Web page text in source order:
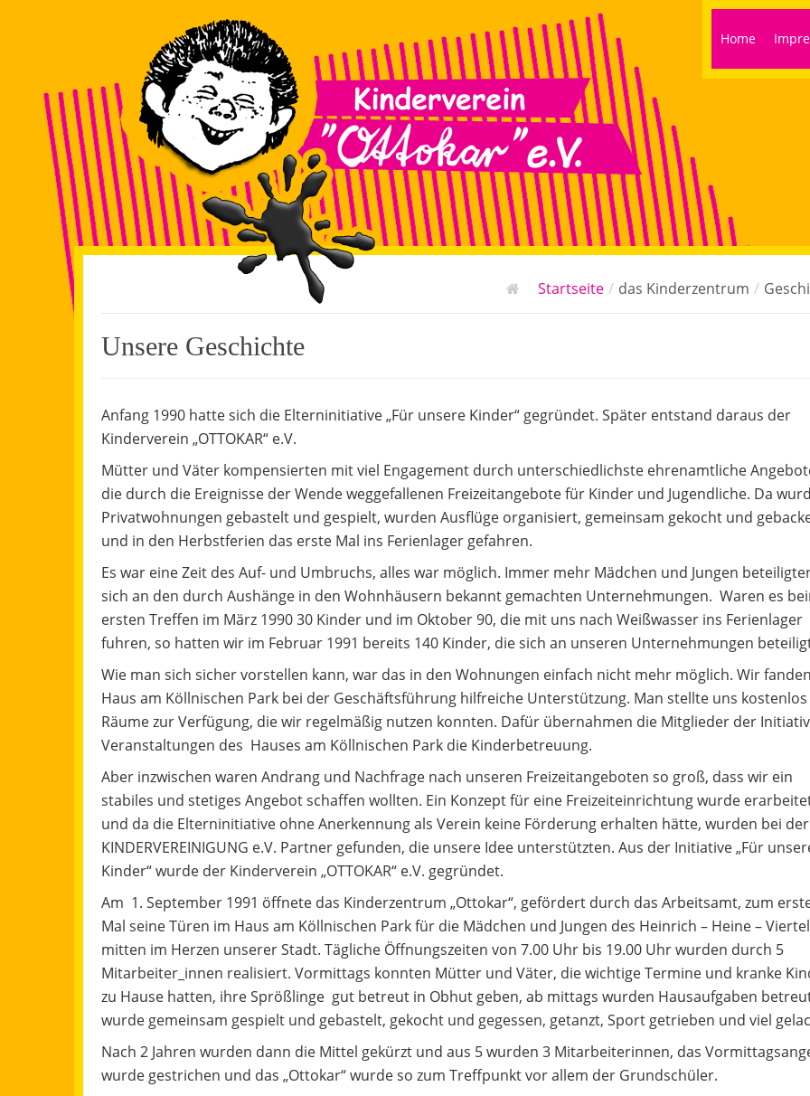
Home
Startseite / das Kinderzentrum /
Unsere Geschichte
Anfang 1990 hatte sich die Elterninitiative „Für unsere Kinder“ gegründet. Später entstand daraus der
Kinderverein „OTTOKAR“ e.V.
Mütter und Väter kompensierten mit viel Engagement durch unterschiedlichste ehrenamtliche
die durch die Ereignisse der Wende weggefallenen Freizeitangebote für Kinder und Jugendliche. Da
Privatwohnungen gebastelt und gespielt, wurden Ausflüge organisiert, gemeinsam gekocht und
und in den Herbstferien das erste Mal ins Ferienlager gefahren.
Es war eine Zeit des Auf- und Umbruchs, alles war möglich. Immer mehr Mädchen und Jungen
sich an den durch Aushänge in den Wohnhäusern bekannt gemachten Unternehmungen. Waren es
ersten Treffen im März 1990 30 Kinder und im Oktober 90, die mit uns nach Weißwasser ins Ferienlager
fuhren, so hatten wir im Februar 1991 bereits 140 Kinder, die sich an unseren Unternehmungen
Wie man sich sicher vorstellen kann, war das in den Wohnungen einfach nicht mehr möglich. Wir
Haus am Köllnischen Park bei der Geschäftsführung hilfreiche Unterstützung. Man stellte uns kostenlos
Räume zur Verfügung, die wir regelmäßig nutzen konnten. Dafür übernahmen die Mitglieder der
Veranstaltungen des Hauses am Köllnischen Park die Kinderbetreuung.
Aber inzwischen waren Andrang und Nachfrage nach unseren Freizeitangeboten so groß, dass wir ein
stabiles und stetiges Angebot schaffen wollten. Ein Konzept für eine Freizeiteinrichtung wurde
und da die Elterninitiative ohne Anerkennung als Verein keine Förderung erhalten hätte, wurden bei der
KINDERVEREINIGUNG e.V. Partner gefunden, die unsere Idee unterstützten. Aus der Initiative „Für
Kinder“ wurde der Kinderverein „OTTOKAR“ e.V. gegründet.
Am 1. September 1991 öffnete das Kinderzentrum „Ottokar“, gefördert durch das Arbeitsamt, zum
Mal seine Türen im Haus am Köllnischen Park für die Mädchen und Jungen des Heinrich – Heine –
mitten im Herzen unserer Stadt. Tägliche Öffnungszeiten von 7.00 Uhr bis 19.00 Uhr wurden durch 5
Mitarbeiter_innen realisiert. Vormittags konnten Mütter und Väter, die wichtige Termine und kranke
zu Hause hatten, ihre Sprößlinge gut betreut in Obhut geben, ab mittags wurden Hausaufgaben
wurde gemeinsam gespielt und gebastelt, gekocht und gegessen, getanzt, Sport getrieben und viel
Nach 2 Jahren wurden dann die Mittel gekürzt und aus 5 wurden 3 Mitarbeiterinnen, das
wurde gestrichen und das „Ottokar“ wurde so zum Treffpunkt vor allem der Grundschüler.